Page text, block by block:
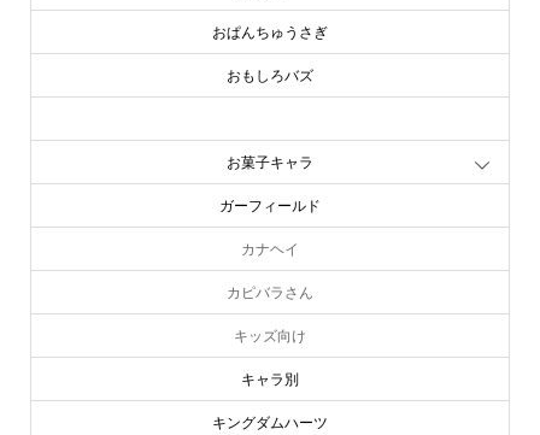
おぱんちゅうさぎ
おもしろバズ
お菓子キャラ
ガーフィールド
カナヘイ
カピバラさん
キッズ向け
キャラ別
キングダムハーツ